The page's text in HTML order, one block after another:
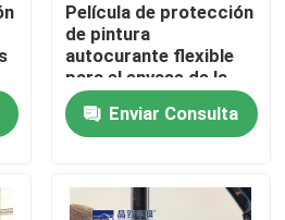
Película de protección
de pintura
autocurante flexible
para el envase de la
carrocería del
automóvil Resistencia
a manchas
Enviar Consulta